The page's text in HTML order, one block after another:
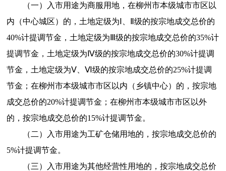
（一）入市用途为商服用地，在柳州市本级城市市区以
内（中心城区）的，土地定级为Ⅰ、Ⅱ级的按宗地成交总价的
40%计提调节金，土地定级为Ⅲ级的按宗地成交总价的35%计
提调节金，土地定级为Ⅳ级的按宗地成交总价的30%计提调
节金，土地定级为Ⅴ、Ⅵ级的按宗地成交总价的25%计提调
节金；在柳州市本级城市市区以内（乡镇中心）的，按宗地
成交总价的20%计提调节金；在柳州市本级城市市区以外
的，按宗地成交总价的15%计提调节金。
（二）入市用途为工矿仓储用地的，按宗地成交总价的
5%计提调节金。
（三）入市用途为其他经营性用地的，按宗地成交总价